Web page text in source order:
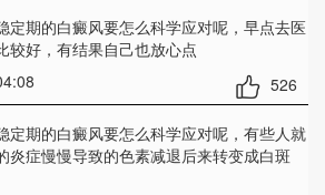
定期的白癜风要怎么科学应对呢，早点去医
较好，有结果自己也放心点
526
定期的白癜风要怎么科学应对呢，有些人就
炎症慢慢导致的色素减退后来转变成白斑